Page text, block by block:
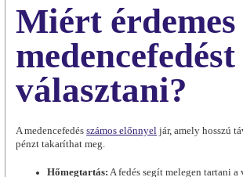
Miért érdemes
medencefedést
választani?
A medencefedésszámos előnnyel jár, amely hosszú
pénzt takaríthat meg.
Hőmegtartás: A fedés segít melegen tartani